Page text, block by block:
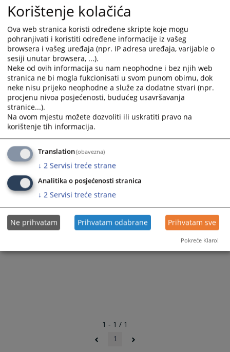
Adresar pravosudnih institucija
Adresar sudskih vještaka i tumača
Adresar advokata
Registri poslovnih subjekata u BiH
Sve aktivnosti imaju za cilj unaprijediti rad pravosuđa, osigurati bolje i
kvalitetnije elektronske komunikacije s pravosuđem.
18687VIEWS
1 - 1 / 1
1
Korištenje kolačića
Ova web stranica koristi određene skripte koje mogu
pohranjivati i koristiti određene informacije iz vašeg
browsera i vašeg uređaja (npr. IP adresa uređaja, varijable o
sesiji unutar browsera, ...).
Neke od ovih informacija su nam neophodne i bez njih web
stranica ne bi mogla fukcionisati u svom punom obimu, dok
neke nisu prijeko neophodne a služe za dodatne stvari (npr.
procjenu nivoa posjećenosti, budućeg usavršavanja
stranice...).
Na ovom mjestu možete dozvoliti ili uskratiti pravo na
korištenje tih informacija.
Translation(obavezna)
↓ 2 Servisi treće strane
Analitika o posjećenosti stranica
↓ 2 Servisi treće strane
Ne prihvatam Prihvatam odabrane Prihvatam sve
Pokreće Klaro!